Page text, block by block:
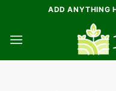
nội
ADD ANYTHING